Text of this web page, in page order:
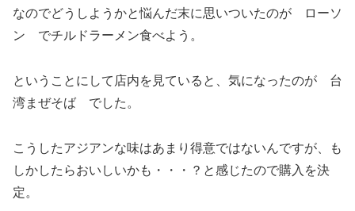
なのでどうしようかと悩んだ末に思いついたのが ローソ
ン でチルドラーメン食べよう。
ということにして店内を見ていると、気になったのが 台
湾まぜそば でした。
こうしたアジアンな味はあまり得意ではないんですが、も
しかしたらおいしいかも・・・？と感じたので購入を決
定。